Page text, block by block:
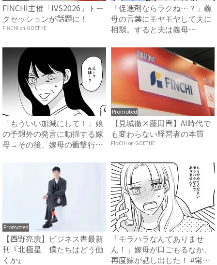
FINCHI主催「IVS2026」トー
クセッションが話題に！
FINCHI on GOETHE
「促進剤ならラクね…？」義
母の言葉にモヤモヤして夫に
相談。すると夫は義母
「もういい加減にして！」娘
の予想外の発言に動揺する嫁
母→その後、嫁母の衝撃行動
Promoted
【見城徹×藤田晋】AI時代で
も変わらない経営者の本質
FINCHI on GOETHE
Promoted
【西野亮廣】ビジネス書最新
刊『北極星 僕たちはどう働
くか』
「モラハラなんてありませ
ん！」嫁母が口ごもるなか、
再度嫁が話し出した！ #常識